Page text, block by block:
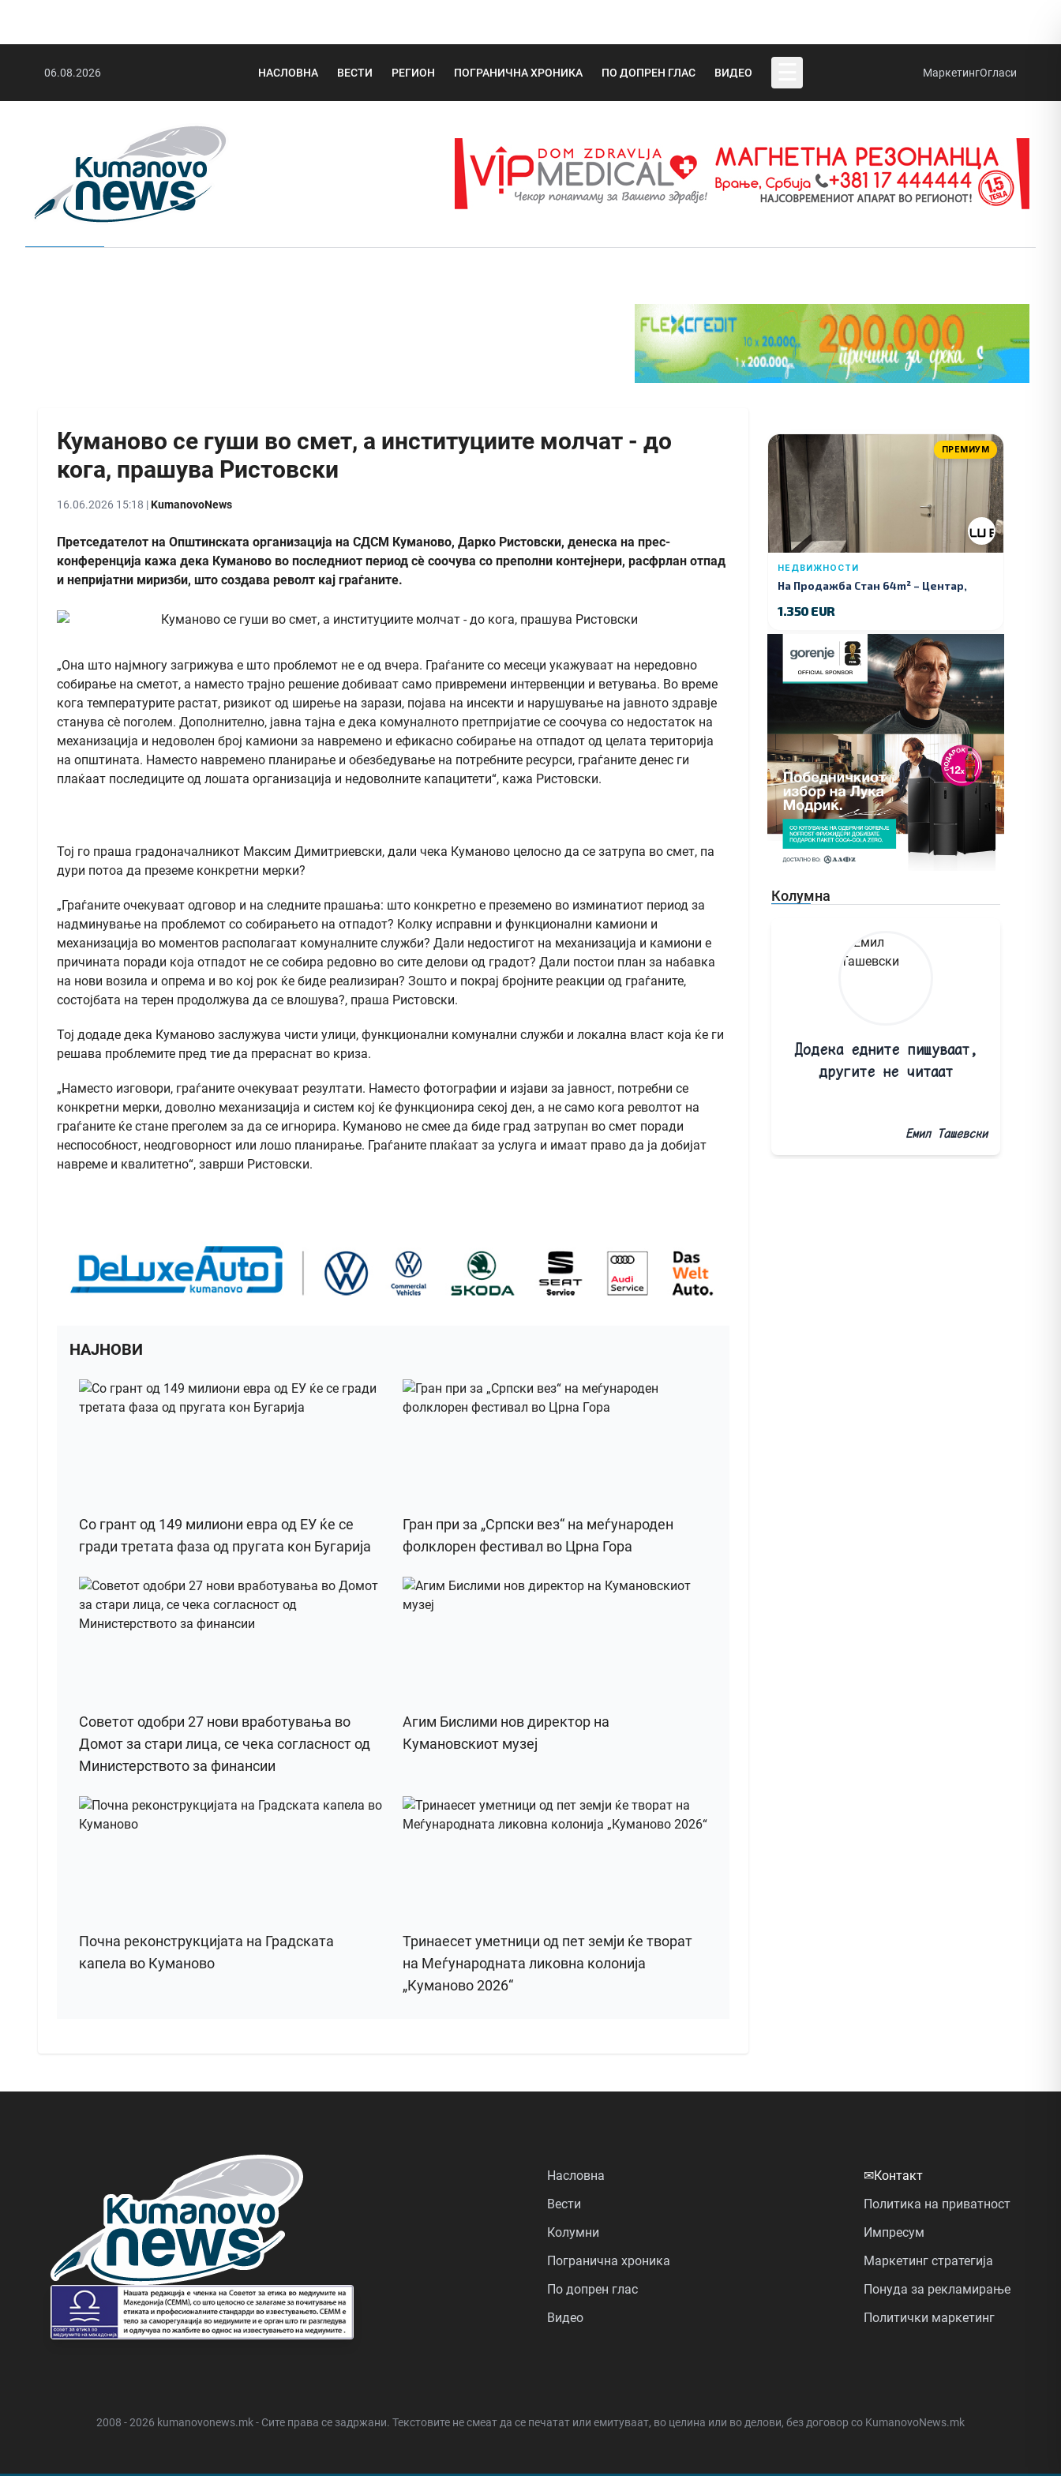
06.08.2026 НАСЛОВНА ВЕСТИ РЕГИОН ПОГРАНИЧНА ХРОНИКА ПО ДОПРЕН ГЛАС ВИДЕО МаркетингОгласи
Куманово се гуши во смет, а институциите молчат - до
кога, прашува Ристовски
16.06.2026 15:18 |KumanovoNews
Претседателот на Општинската организација на СДСМ Куманово, Дарко Ристовски, денеска на прес-
конференција кажа дека Куманово во последниот период сè соочува со преполни контејнери, расфрлан отпад
и непријатни миризби, што создава револт кај граѓаните.
„Она што најмногу загрижува е што проблемот не е од вчера. Граѓаните со месеци укажуваат на нередовно
собирање на сметот, а наместо трајно решение добиваат само привремени интервенции и ветувања. Во време
кога температурите растат, ризикот од ширење на зарази, појава на инсекти и нарушување на јавното здравје
станува сè поголем. Дополнително, јавна тајна е дека комуналното претпријатие се соочува со недостаток на
механизација и недоволен број камиони за навремено и ефикасно собирање на отпадот од целата територија
на општината. Наместо навремено планирање и обезбедување на потребните ресурси, граѓаните денес ги
плаќаат последиците од лошата организација и недоволните капацитети“, кажа Ристовски.
Тој го праша градоначалникот Максим Димитриевски, дали чека Куманово целосно да се затрупа во смет, па
дури потоа да преземе конкретни мерки?
„Граѓаните очекуваат одговор и на следните прашања: што конкретно е преземено во изминатиот период за
надминување на проблемот со собирањето на отпадот? Колку исправни и функционални камиони и
механизација во моментов располагаат комуналните служби? Дали недостигот на механизација и камиони е
причината поради која отпадот не се собира редовно во сите делови од градот? Дали постои план за набавка
на нови возила и опрема и во кој рок ќе биде реализиран? Зошто и покрај бројните реакции од граѓаните,
состојбата на терен продолжува да се влошува?, праша Ристовски.
Тој додаде дека Куманово заслужува чисти улици, функционални комунални служби и локална власт која ќе ги
решава проблемите пред тие да прераснат во криза.
„Наместо изговори, граѓаните очекуваат резултати. Наместо фотографии и изјави за јавност, потребни се
конкретни мерки, доволно механизација и систем кој ќе функционира секој ден, а не само кога револтот на
граѓаните ќе стане преголем за да се игнорира. Куманово не смее да биде град затрупан во смет поради
неспособност, неодговорност или лошо планирање. Граѓаните плаќаат за услуга и имаат право да ја добијат
навреме и квалитетно“, заврши Ристовски.
НАЈНОВИ
Со грант од 149 милиони евра од ЕУ ќе се
гради третата фаза од пругата кон Бугарија
Гран при за „Српски вез“ на меѓународен
фолклорен фестивал во Црна Гора
Советот одобри 27 нови вработувања во
Домот за стари лица, се чека согласност од
Министерството за финансии
Агим Бислими нов директор на
Кумановскиот музеј
Почна реконструкцијата на Градската
капела во Куманово
Тринаесет уметници од пет земји ќе творат
на Меѓународната ликовна колонија
„Куманово 2026“
ПРЕМИУМ
НЕДВИЖНОСТИ
На Продажба Стан 64m² – Центар,
1.350 EUR
Колумна
Додека едните пишуваат,
другите не читаат
Емил Ташевски
Насловна
Вести
Колумни
Погранична хроника
По допрен глас
Видео
✉Контакт
Политика на приватност
Импресум
Маркетинг стратегија
Понуда за рекламирање
Политички маркетинг
2008 - 2026 kumanovonews.mk - Сите права се задржани. Текстовите не смеат да се печатат или емитуваат, во целина или во делови, без договор со KumanovoNews.mk